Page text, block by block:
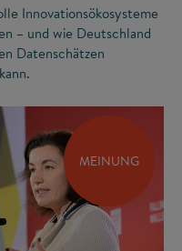
Innovationsökosysteme
– und wie Deutschland
Datenschätzen
MEINUNG